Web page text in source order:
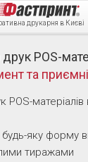
друкарня в Києві
POS-
та
яку форму
тиражами